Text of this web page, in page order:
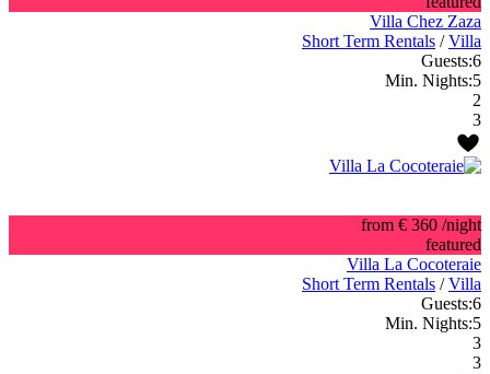
Villa Chez Zaza
Short Term Rentals /Villa
Guests:6
Min. Nights:5
2
3
from € 360 /night
featured
Villa La Cocoteraie
Short Term Rentals /Villa
Guests:6
Min. Nights:5
3
3